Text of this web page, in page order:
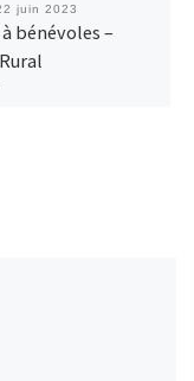
juin 2023
bénévoles –